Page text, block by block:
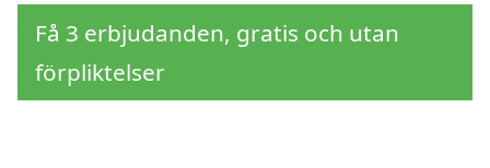
Få 3 erbjudanden, gratis och utan
förpliktelser